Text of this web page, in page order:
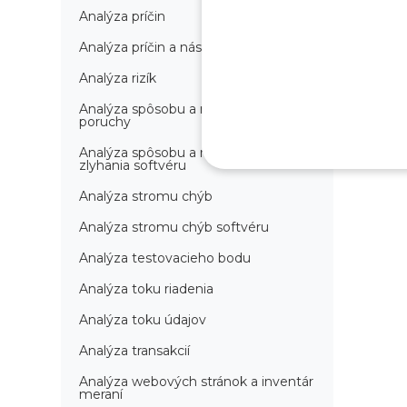
Analýza príčin
Analýza príčin a následkov
Analýza rizík
Analýza spôsobu a následkov
poruchy
Analýza spôsobu a následkov
zlyhania softvéru
Analýza stromu chýb
Analýza stromu chýb softvéru
Analýza testovacieho bodu
Analýza toku riadenia
Analýza toku údajov
Analýza transakcií
Analýza webových stránok a inventár
meraní